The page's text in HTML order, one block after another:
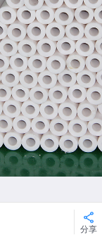
分享